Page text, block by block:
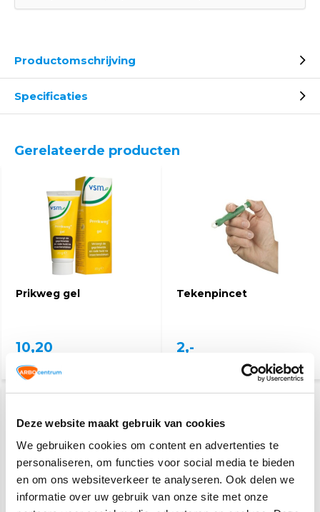
Deze website maakt gebruik van cookies
We gebruiken cookies om content en advertenties te
personaliseren, om functies voor social media te bieden
en om ons websiteverkeer te analyseren. Ook delen we
informatie over uw gebruik van onze site met onze
Productomschrijving
Specificaties
Gerelateerde producten
Prikweg gel
10,20
Tekenpincet
2,-